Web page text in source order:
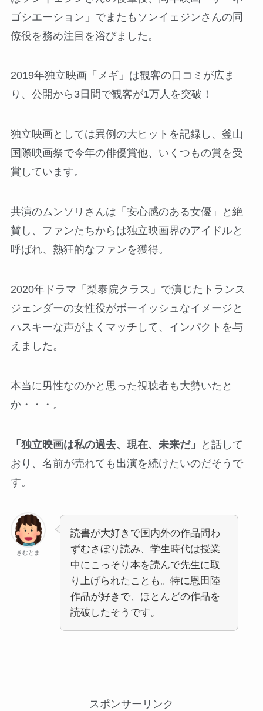
ゴシエーション」でまたもソンイェジンさんの同
僚役を務め注目を浴びました。
2019年独立映画「メギ」は観客の口コミが広ま
り、公開から3日間で観客が1万人を突破！
独立映画としては異例の大ヒットを記録し、釜山
国際映画祭で今年の俳優賞他、いくつもの賞を受
賞しています。
共演のムンソリさんは「安心感のある女優」と絶
賛し、ファンたちからは独立映画界のアイドルと
呼ばれ、熱狂的なファンを獲得。
2020年ドラマ「梨泰院クラス」で演じたトランス
ジェンダーの女性役がボーイッシュなイメージと
ハスキーな声がよくマッチして、インパクトを与
えました。
本当に男性なのかと思った視聴者も大勢いたと
か・・・。
「独立映画は私の過去、現在、未来だ」
と話して
おり、名前が売れても出演を続けたいのだそうで
す。
きむとま
読書が大好きで国内外の作品問わ
ずむさぼり読み、学生時代は授業
中にこっそり本を読んで先生に取
り上げられたことも。特に恩田陸
作品が好きで、ほとんどの作品を
読破したそうです。
スポンサーリンク